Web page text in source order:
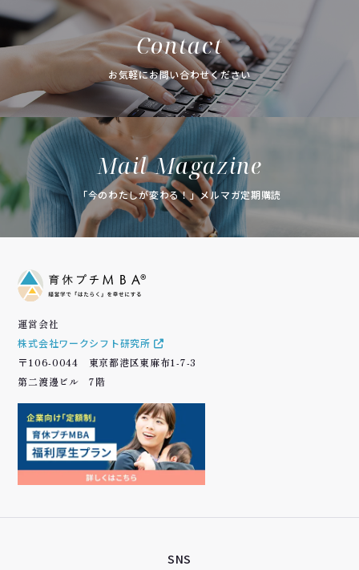
Contact
お気軽にお問い合わせください
Mail Magazine
「今のわたしが変わる！」メルマガ定期購読
運営会社
株式会社ワークシフト研究所
〒106-0044 東京都港区東麻布1-7-3
第二渡邊ビル 7階
SNS